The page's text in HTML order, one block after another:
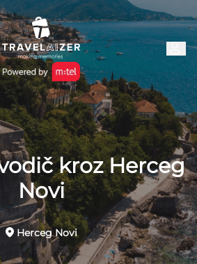
kroz Herceg
Novi
Herceg Novi